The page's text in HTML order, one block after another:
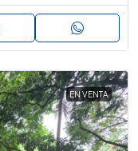
EN VENTA